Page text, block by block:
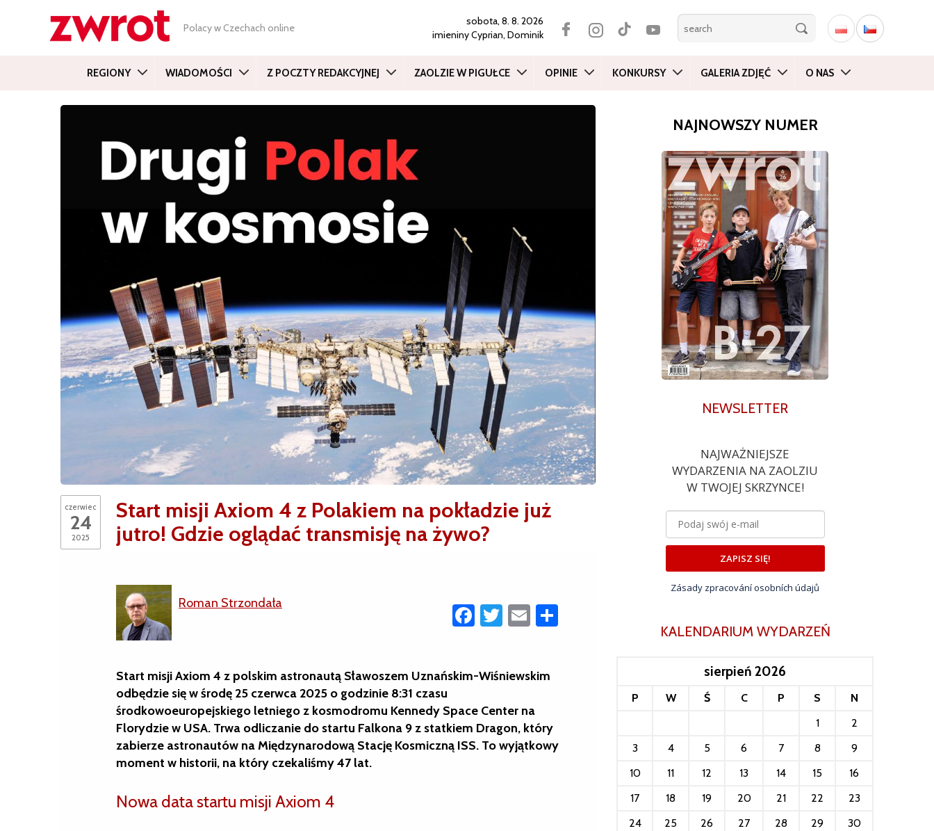
Polacy w Czechach online
sobota, 8. 8. 2026
imieninyCyprian, Dominik
REGIONY WIADOMOŚCI Z POCZTY REDAKCYJNEJ ZAOLZIE W PIGUŁCE OPINIE KONKURSY GALERIA ZDJĘĆ O NAS
czerwiec
24
2025
Start misji Axiom 4 z Polakiem na pokładzie już
jutro! Gdzie oglądać transmisję na żywo?
Roman Strzondała Facebook
Twitter
Email
Start misji Axiom 4 z polskim astronautą Sławoszem Uznańskim-Wiśniewskim
odbędzie się w środę 25 czerwca 2025 o godzinie 8:31 czasu
środkowoeuropejskiego letniego z kosmodromu Kennedy Space Center na
Florydzie w USA. Trwa odliczanie do startu Falkona 9 z statkiem Dragon, który
zabierze astronautów na Międzynarodową Stację Kosmiczną ISS. To wyjątkowy
moment w historii, na który czekaliśmy 47 lat.
Nowa data startu misji Axiom 4
NAJNOWSZY NUMER
NEWSLETTER
NAJWAŻNIEJSZE
WYDARZENIA NA ZAOLZIU
W TWOJEJ SKRZYNCE!
ZAPISZ SIĘ!
Zásady zpracování osobních údajů
KALENDARIUM WYDARZEŃ
sierpień 2026
P W Ś C P S
N
1
2
3
4 5 6 7 8
9
10
11 12 13 14 15
16
17
18 19 20 21 22
23
24
25 26 27 28 29
30